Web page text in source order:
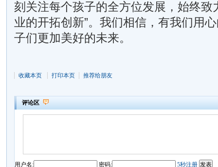
刻关注每个孩子的全方位发展，始终致
业的开拓创新”。我们相信，有我们用
子们更加美好的未来。
收藏本页 打印本页 推荐给朋友
评论区
用户名: 密码: 5秒注册